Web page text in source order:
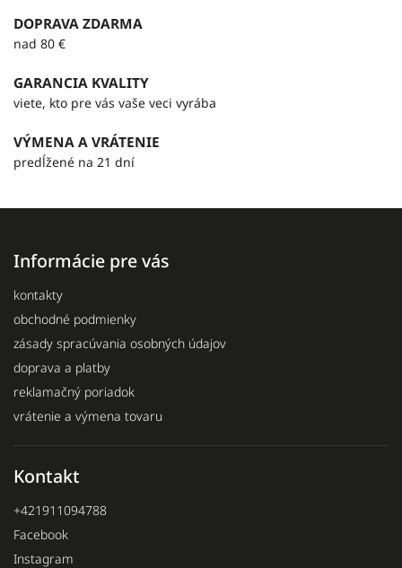
DOPRAVA ZDARMA
nad 80 €
GARANCIA KVALITY
viete, kto pre vás vaše veci vyrába
VÝMENA A VRÁTENIE
predĺžené na 21 dní
Informácie pre vás
kontakty
obchodné podmienky
zásady spracúvania osobných údajov
doprava a platby
reklamačný poriadok
vrátenie a výmena tovaru
Kontakt
+421911094788
Facebook
Instagram